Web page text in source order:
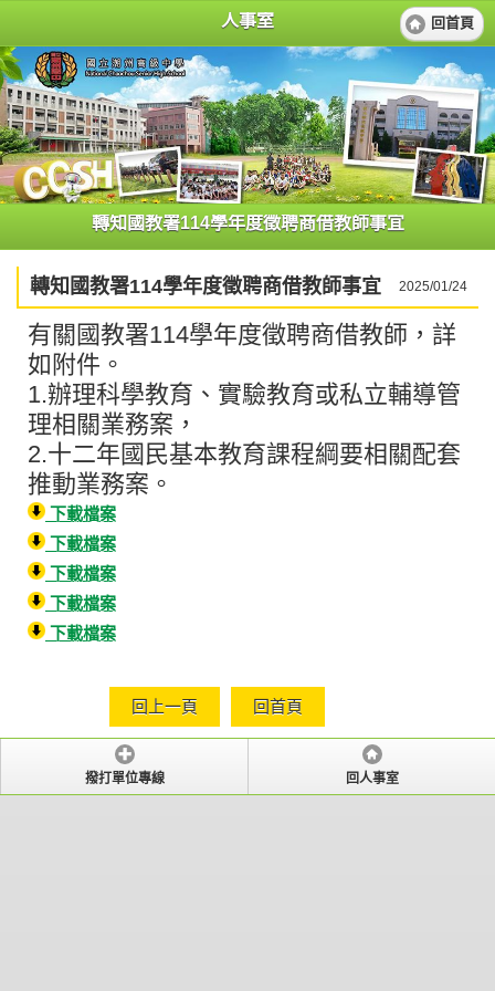
人事室 回首頁
轉知國教署114學年度徵聘商借教師事宜
轉知國教署114學年度徵聘商借教師事宜 2025/01/24
有關國教署114學年度徵聘商借教師，詳
如附件。
1.辦理科學教育、實驗教育或私立輔導管
理相關業務案，
2.十二年國民基本教育課程綱要相關配套
推動業務案。
下載檔案
下載檔案
下載檔案
下載檔案
下載檔案
回上一頁 回首頁
撥打單位專線 回人事室